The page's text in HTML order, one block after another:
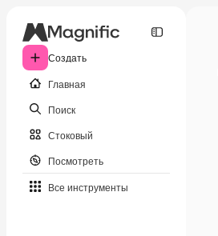
Создать
Главная
Поиск
Стоковый
Посмотреть
Все инструменты